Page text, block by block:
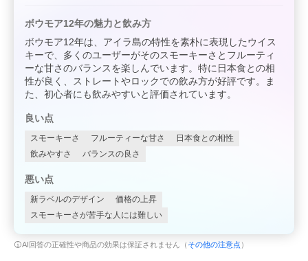
ボウモア12年の魅力と飲み方
ボウモア12年は、アイラ島の特性を素朴に表現したウイス
キーで、多くのユーザーがそのスモーキーさとフルーティ
ーな甘さのバランスを楽しんでいます。特に日本食との相
性が良く、ストレートやロックでの飲み方が好評です。ま
た、初心者にも飲みやすいと評価されています。
良い点
スモーキーさ フルーティーな甘さ
日本食との相性
飲みやすさ
バランスの良さ
悪い点
新ラベルのデザイン
価格の上昇
スモーキーさが苦手な人には難しい
AI回答の正確性や商品の効果は保証されません（ その他の注意点 ）